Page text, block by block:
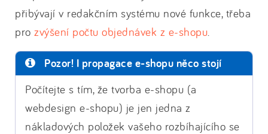
přibývají v redakčním systému nové funkce, třeba
pro zvýšení počtu objednávek z e-shopu
Pozor! I propagace e-shopu něco stojí
Počítejte s tím, že tvorba e-shopu (a
webdesign e-shopu) je jen jedna z
nákladových položek vašeho rozbíhajícího se